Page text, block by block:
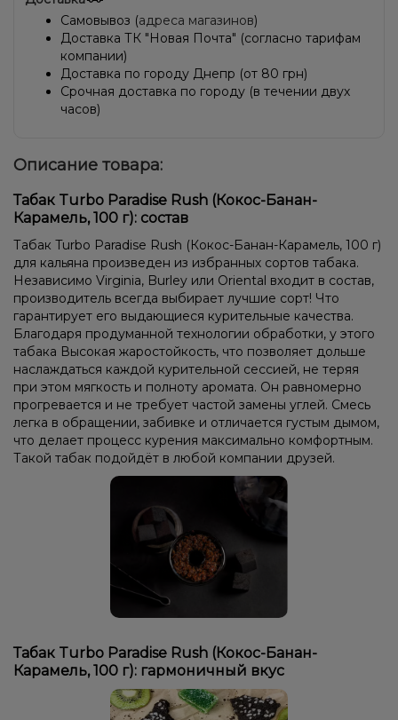
Самовывоз (адреса магазинов)
Доставка ТК "Новая Почта" (согласно тарифам
компании)
Доставка по городу Днепр (от 80 грн)
Срочная доставка по городу (в течении двух
часов)
Описание товара:
Табак Turbo Paradise Rush (Кокос-Банан-
Карамель, 100 г): состав
Табак Turbo Paradise Rush (Кокос-Банан-Карамель, 100 г)
для кальяна произведен из избранных сортов табака.
Независимо Virginia, Burley или Oriental входит в состав,
производитель всегда выбирает лучшие сорт! Что
гарантирует его выдающиеся курительные качества.
Благодаря продуманной технологии обработки, у этого
табака Высокая жаростойкость, что позволяет дольше
наслаждаться каждой курительной сессией, не теряя
при этом мягкость и полноту аромата. Он равномерно
прогревается и не требует частой замены углей. Смесь
легка в обращении, забивке и отличается густым дымом,
что делает процесс курения максимально комфортным.
Такой табак подойдёт в любой компании друзей.
Табак Turbo Paradise Rush (Кокос-Банан-
Карамель, 100 г): гармоничный вкус